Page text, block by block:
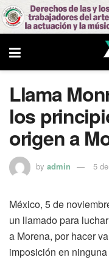
Llama
los
origen a
by admin 5
México, 5 de
un llamado para
a Morena, por hacer
imposición en ninguna